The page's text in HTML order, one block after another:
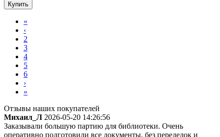
Купить
«
‹
2
3
4
5
6
›
»
Отзывы наших покупателей
Михаил_Л 2026-05-20 14:26:56
Заказывали большую партию для библиотеки. Очень
оперативно подготовили все документы, без переделок и